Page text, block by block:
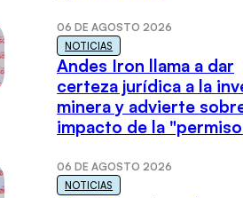
06 DE AGOSTO 2026
NOTICIAS
Andes Iron llama a dar
certeza jurídica a la
minera y advierte
impacto de la
06 DE AGOSTO 2026
NOTICIAS